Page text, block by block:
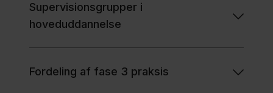
Supervisionsgrupper i
hoveduddannelse
Fordeling af fase 3 praksis